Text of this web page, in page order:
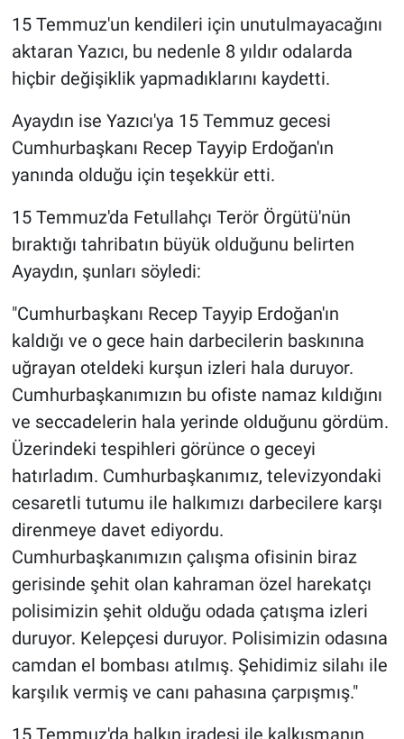
15 Temmuz'un kendileri için unutulmayacağını
aktaran Yazıcı, bu nedenle 8 yıldır odalarda
hiçbir değişiklik yapmadıklarını kaydetti.
Ayaydın ise Yazıcı'ya 15 Temmuz gecesi
Cumhurbaşkanı Recep Tayyip Erdoğan'ın
yanında olduğu için teşekkür etti.
15 Temmuz'da Fetullahçı Terör Örgütü'nün
bıraktığı tahribatın büyük olduğunu belirten
Ayaydın, şunları söyledi:
"Cumhurbaşkanı Recep Tayyip Erdoğan'ın
kaldığı ve o gece hain darbecilerin baskınına
uğrayan oteldeki kurşun izleri hala duruyor.
Cumhurbaşkanımızın bu ofiste namaz kıldığını
ve seccadelerin hala yerinde olduğunu gördüm.
Üzerindeki tespihleri görünce o geceyi
hatırladım. Cumhurbaşkanımız, televizyondaki
cesaretli tutumu ile halkımızı darbecilere karşı
direnmeye davet ediyordu.
Cumhurbaşkanımızın çalışma ofisinin biraz
gerisinde şehit olan kahraman özel harekatçı
polisimizin şehit olduğu odada çatışma izleri
duruyor. Kelepçesi duruyor. Polisimizin odasına
camdan el bombası atılmış. Şehidimiz silahı ile
karşılık vermiş ve canı pahasına çarpışmış."